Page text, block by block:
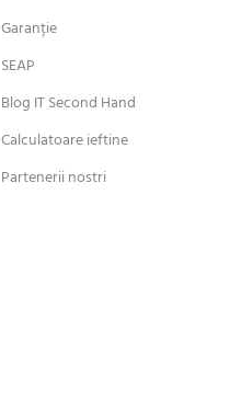
Garanție
SEAP
Blog IT Second Hand
Calculatoare ieftine
Partenerii nostri